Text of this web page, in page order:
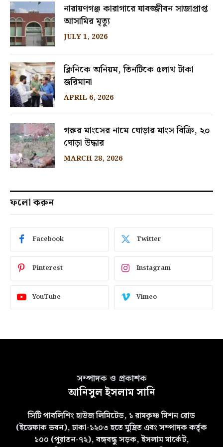
নারায়ণগঞ্জ কারাগারে যাবজ্জীবন সাজাপ্রাপ্ত
আসামির মৃত্যু
JULY 1, 2026
ক্লিনিকে অনিয়ম, তিনটিকে ৫লাখ টাকা
জরিমানা
APRIL 6, 2026
গরুর মাংসের নামে ঘোড়ার মাংস বিক্রি, ২০
ঘোড়া উদ্ধার
MARCH 28, 2026
ফলো করুন
Facebook Twitter
Pinterest Instagram
YouTube Vimeo
সম্পাদক ও প্রকাশক
আনিসুল ইসলাম সানি
সিটি পাবলিশিং হাউজ লিমিটেড, ১ রামকৃষ্ণ মিশন রোড
(ইত্তেফাক ভবন), ঢাকা-১২০৩ হতে মুদ্রিত এবং সম্পাদক কর্তৃক
১০০ (পুরাতন-৭২), বঙ্গবন্ধু সড়ক, ইসলাম মার্কেট,